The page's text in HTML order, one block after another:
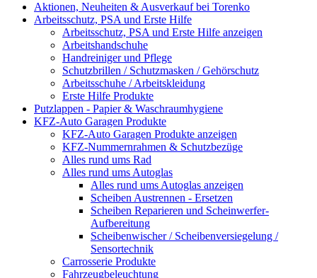
Aktionen, Neuheiten & Ausverkauf bei Torenko
Arbeitsschutz, PSA und Erste Hilfe
Arbeitsschutz, PSA und Erste Hilfe anzeigen
Arbeitshandschuhe
Handreiniger und Pflege
Schutzbrillen / Schutzmasken / Gehörschutz
Arbeitsschuhe / Arbeitskleidung
Erste Hilfe Produkte
Putzlappen - Papier & Waschraumhygiene
KFZ-Auto Garagen Produkte
KFZ-Auto Garagen Produkte anzeigen
KFZ-Nummernrahmen & Schutzbezüge
Alles rund ums Rad
Alles rund ums Autoglas
Alles rund ums Autoglas anzeigen
Scheiben Austrennen - Ersetzen
Scheiben Reparieren und Scheinwerfer-
Aufbereitung
Scheibenwischer / Scheibenversiegelung /
Sensortechnik
Carrosserie Produkte
Fahrzeugbeleuchtung